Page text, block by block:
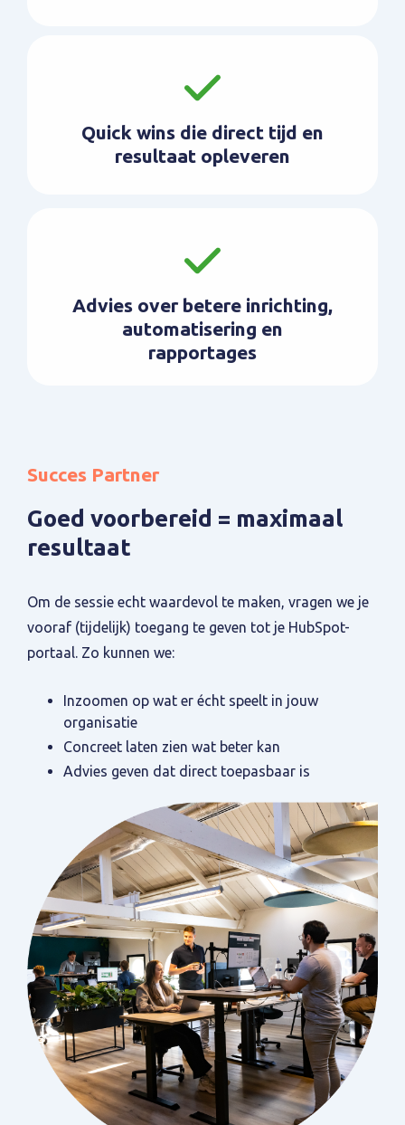
Quick wins die direct tijd en
resultaat opleveren
Advies over betere inrichting,
automatisering en
rapportages
Succes Partner
Goed voorbereid = maximaal
resultaat
Om de sessie echt waardevol te maken, vragen we je
vooraf (tijdelijk) toegang te geven tot je HubSpot-
portaal. Zo kunnen we:
Inzoomen op wat er écht speelt in jouw
organisatie
Concreet laten zien wat beter kan
Advies geven dat direct toepasbaar is